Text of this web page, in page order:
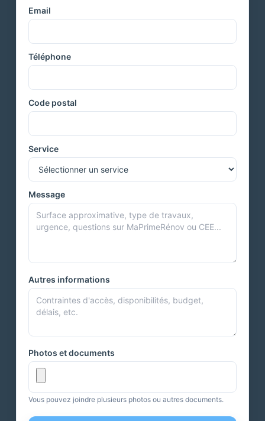
Email
Téléphone
Code postal
Service
Message
Autres informations
Photos et documents
Vous pouvez joindre plusieurs photos ou autres documents.